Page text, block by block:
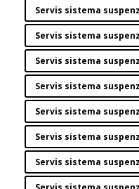
Servis sistema
Servis sistema
Servis sistema
Servis sistema
Servis sistema
Servis sistema
Servis sistema